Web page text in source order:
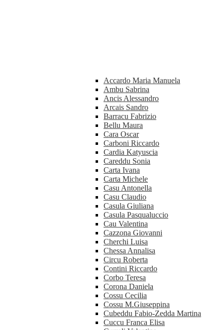
Accardo Maria Manuela
Ambu Sabrina
Ancis Alessandro
Arcais Sandro
Barracu Fabrizio
Bellu Maura
Cara Oscar
Carboni Riccardo
Cardia Katyuscia
Careddu Sonia
Carta Ivana
Carta Michele
Casu Antonella
Casu Claudio
Casula Giuliana
Casula Pasqualuccio
Cau Valentina
Cazzona Giovanni
Cherchi Luisa
Chessa Annalisa
Circu Roberta
Contini Riccardo
Corbo Teresa
Corona Daniela
Cossu Cecilia
Cossu M.Giuseppina
Cubeddu Fabio-Zedda Martina
Cuccu Franca Elisa